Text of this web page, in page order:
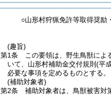
○山形村狩猟免許等取得奨励
(趣旨)
第1条
この要領は、野生鳥獣によ
いて、山形村補助金交付規則 (平
必要な事項を定めるものとする。
(補助対象者)
第2条
補助対象者は、鳥獣被害対